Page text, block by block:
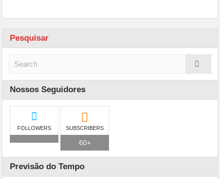
Pesquisar
Nossos Seguidores
FOLLOWERS SUBSCRIBERS
60+
Previsão do Tempo